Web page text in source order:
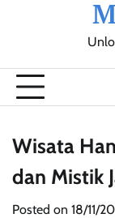
Wisata
dan Mistik
Posted on 18/11/